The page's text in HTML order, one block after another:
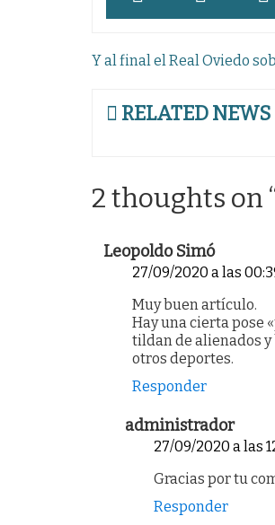
Navegación
entradas
Y al final el Real Oviedo
RELATED NEWS
2 thoughts on
Leopoldo Simó
27/09/2020 a las
Muy buen artículo.
Hay una cierta pose
tildan de alienados y
otros deportes.
Responder
administrador
27/09/2020 a las
Gracias por tu
Responder